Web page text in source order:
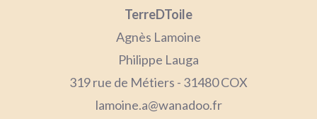
TerreDToile
Agnès Lamoine
Philippe Lauga
319 rue de Métiers - 31480 COX
lamoine.a@wanadoo.fr